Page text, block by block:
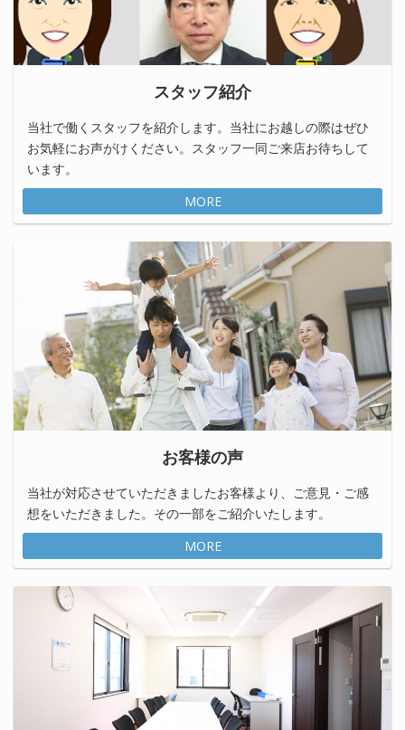
スタッフ紹介
当社で働くスタッフを紹介します。当社にお越しの際はぜひ
お気軽にお声がけください。スタッフ一同ご来店お待ちして
います。
MORE
お客様の声
当社が対応させていただきましたお客様より、ご意見・ご感
想をいただきました。その一部をご紹介いたします。
MORE